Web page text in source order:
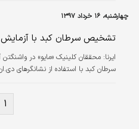
چهارشنبه، ۱۶ خرداد ۱۳۹۷
تشخیص سرطان کبد با
ایرنا: محققان کلینیک «مایو» در
سرطان کبد با استفاده از نشانگرهای
۱